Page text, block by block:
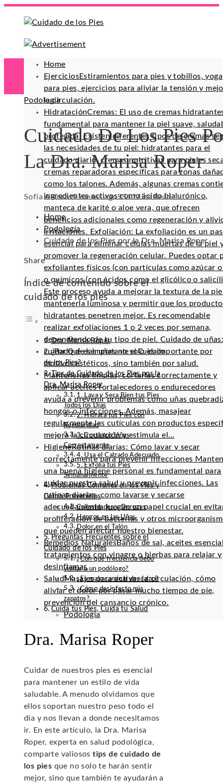
Home
EjerciciosEstiramientos para pies y tobillos, yoga
para pies, ejercicios para aliviar la tensión y
la circulación.
HidrataciónCremas: El uso de cremas
fundamental para mantener la piel suave,
protegida. Existen diferentes tipos de cremas
las necesidades de tu piel: hidratantes para el
cuidado diario, cremas nutritivas para pieles
cremas reparadoras específicas para zonas
como los talones. Además, algunas cremas
ingredientes activos como ácido hialurónico,
manteca de karité o aloe vera, que ofrecen
beneficios adicionales como regeneración y
irritaciones. Exfoliación: La exfoliación es un
esencial para eliminar células muertas de la piel
promover la regeneración celular. Puedes optar
exfoliantes físicos (con partículas como azúcar o
o químicos (con ácidos como el glicólico o
Este proceso ayuda a mejorar la textura de la
mantenerla luminosa y permitir que los
hidratantes penetren mejor. Es recomendable
realizar exfoliaciones 1 o 2 veces por semana,
dependiendo de tu tipo de piel. Cuidado de
cuidado de las uñas no solo es importante por
motivos estéticos, sino también por salud.
Mantenerlas limpias, cortarlas correctamente y
aplicar aceites fortalecedores o endurecedores
ayuda a prevenir problemas como uñas
hongos o infecciones. Además, masajear
regularmente las cutículas con productos
mejora la circulación y estimula el…
HigieneRutinas diarias: Cómo lavar y secar
correctamente para prevenir infecciones
una buena higiene personal es fundamental para
cuidar nuestra salud y prevenir infecciones. Las
rutinas diarias, como lavarse y secarse
adecuadamente, juegan un papel crucial en
proliferación de bacterias y otros
que pueden afectar nuestro bienestar.
Remedios NaturalesBaños de sal, aceites
tratamientos con vinagre o hierbas para relajar y
desinflamar.
SaludMasajes para activar la circulación, cómo
aliviar el dolor por pasar mucho tiempo de pie,
prevención del cansancio crónico.
Podología
Podología
Cuidado De Los Pies
La Dra. Marisa Roper
Sofía Alencar9 meses ago954 Mins Read
Home
Podología
Cuidado de los Pies por la Dra. Marisa Roper
Facebook
Twitter
LinkedIn
Pinterest
Stumbleupon
Email
Share
Índice de contenido sobre el
cuidado de los pies
Dra. Marisa Roper
¿Por Qué es Importante el Cuidado
de los Pies?
Tips de Cuidado de los Pies por la
Dra. Marisa Roper
1. Lava y Seca Bien tus Pies
Todos los Días
2. Hidrata tus Pies con
Regularidad
3. Corta tus Uñas
Correctamente
4. Usa el Calzado Adecuado
5. Exfolia tus Pies
Semanalmente
Problemas Comunes en los Pies y
Cómo Prevenirlos
Callosidades y Durezas
Hongos en las Uñas
Dolor en el Talón
Preguntas Frecuentes sobre el
Cuidado de los Pies
¿Con qué frecuencia debo
visitar a un podólogo?
¿Es malo caminar descalzo?
¿Cómo desinfecto mis
zapatos?
Cuida tus Pies, Cuida tu Salud
Dra. Marisa Roper
Cuidar de nuestros pies es esencial
para mantener un estilo de vida
saludable. A menudo olvidamos que
ellos soportan nuestro peso todo el
día y nos llevan a donde necesitamos
ir. En este artículo, la Dra. Marisa
Roper, experta en salud podológica,
comparte valiosostips de cuidado de
los pies que no solo te harán sentir
mejor, sino que también te ayudarán a